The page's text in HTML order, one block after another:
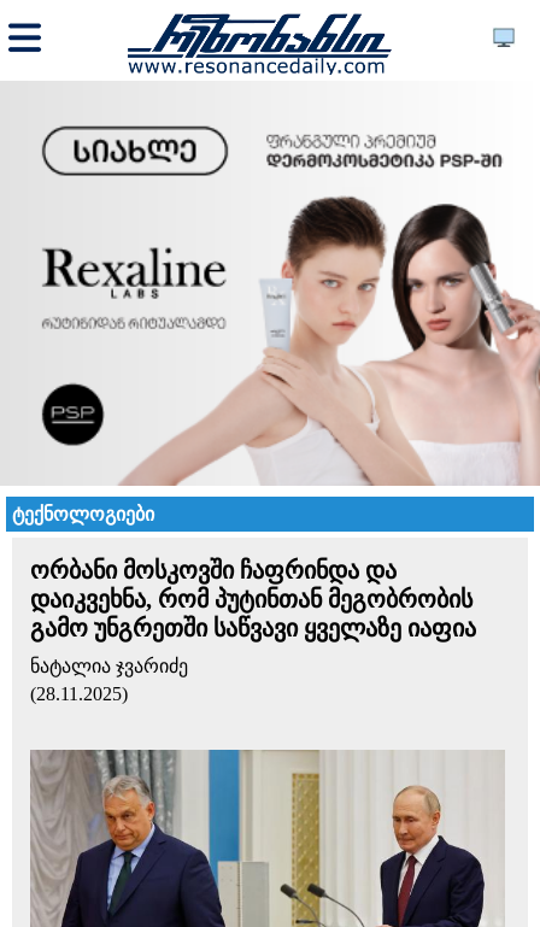
ტექნოლოგიები
ორბანი მოსკოვში ჩაფრინდა და
დაიკვეხნა, რომ პუტინთან მეგობრობის
გამო უნგრეთში საწვავი ყველაზე იაფია
ნატალია ჯვარიძე
(28.11.2025)